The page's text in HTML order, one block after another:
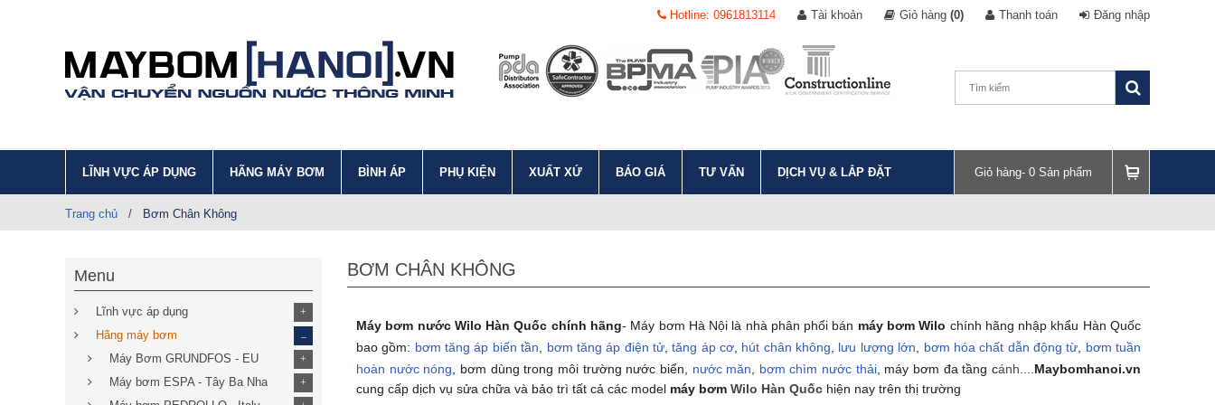
Hotline: 0961813114 Tài khoản Giỏ hàng (0) Thanh toán Đăng nhập
LĨNH VỰC ÁP DỤNG HÃNG MÁY BƠM BÌNH ÁP PHỤ KIỆN XUẤT XỨ BÁO GIÁ TƯ VẤN DỊCH VỤ & LẮP ĐẶT Giỏ hàng- 0 Sản phẩm
Trang chủ / Bơm Chân Không
BƠM CHÂN KHÔNG
Máy bơm nước Wilo Hàn Quốc chính hãng- Máy bơm Hà Nội là nhà phân phối bán máy bơm Wilo chính hãng nhập khẩu Hàn Quốc
bao gồm: bơm tăng áp biến tần bơm tăng áp điện tử, tăng áp cơ hút chân không lưu lượng lớn bơm hóa chất dẫn động từ
bơm tuần
hoàn nước nóng , bơm dùng trong môi trường nước biển, nước măn bơm chìm nước thải, máy bơm đa tầng cánh
Maybomhanoi.vn
cung cấp dịch vụ sửa chữa và bảo trì tất cả các model máy bơm Wilo Hàn Quốc hiện nay trên thị trường
Menu
Lĩnh vực áp dụng +
Hãng máy bơm
Máy Bơm GRUNDFOS - EU +
Máy bơm ESPA - Tây Ba Nha +